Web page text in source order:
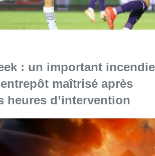
Consulter l'article "Schaerbeek : un